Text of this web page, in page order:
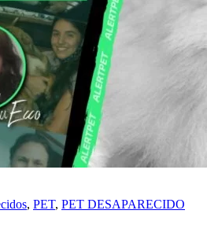
, PET, PET DESAPARECIDO